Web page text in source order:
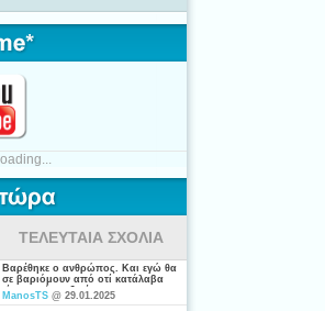
ΤΕΛΕΥΤΑΙΑ ΣΧΟΛΙΑ
Βαρέθηκε ο ανθρώπος. Και εγώ θα
σε βαριόμουν από οτί κατάλαβα
είσαι από τις ξενέρωτες που
ψάχνουν απλά για "σύζυγο". Η
ManosTS @ 29.01.2025